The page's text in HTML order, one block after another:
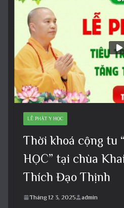
LỄ PHẬT Y HỌC
Thời khoá cộng tu
HỌC” tại chùa
Thích Đạo Thịnh
Tháng 12 3, 2025 admin